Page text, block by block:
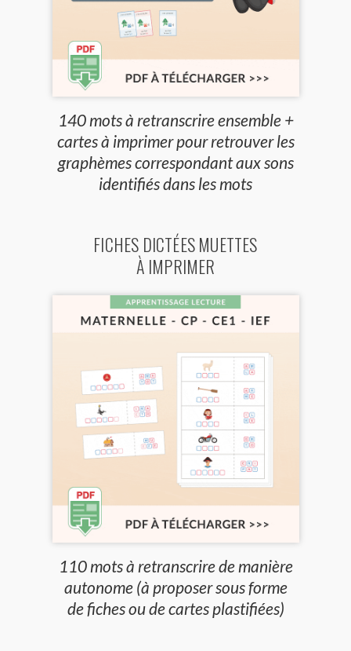
140 mots à retranscrire ensemble +
cartes à imprimer pour retrouver les
graphèmes correspondant aux sons
identifiés dans les mots
FICHES DICTÉES MUETTES
À IMPRIMER
110 mots à retranscrire de manière
autonome (à proposer sous forme
de fiches ou de cartes plastifiées)